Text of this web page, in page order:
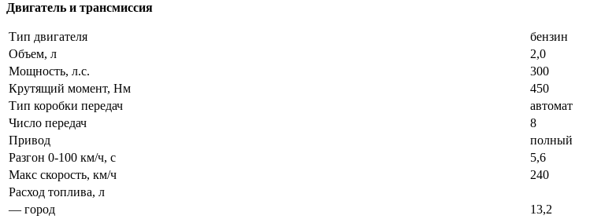
Двигатель и трансмиссия
Тип двигателя бензин
Объем, л
2,0
Мощность, л.с.
300
Крутящий момент, Нм
450
Тип коробки передач
автомат
Число передач
8
Привод
полный
Разгон 0-100 км/ч, с
5,6
Макс скорость, км/ч
240
Расход топлива, л
— город
13,2